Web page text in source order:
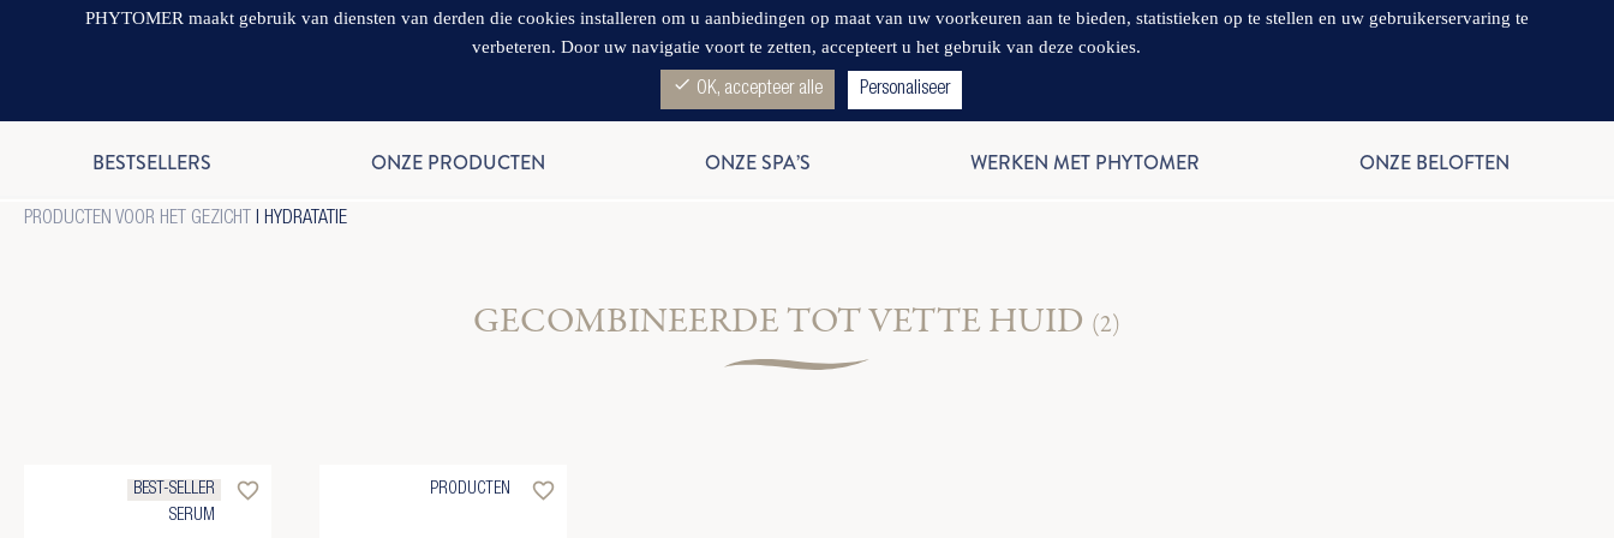
BESTSELLERS ONZE PRODUCTEN ONZE SPA’S WERKEN MET PHYTOMER ONZE BELOFTEN
PRODUCTEN VOOR HET GEZICHT | HYDRATATIE
GECOMBINEERDE TOT VETTE HUID (2)
BEST-SELLER
SERUM
favorite_border PRODUCTEN favorite_border
PHYTOMER maakt gebruik van diensten van derden die cookies installeren om u aanbiedingen op maat van uw voorkeuren aan te bieden, statistieken op te stellen en uw gebruikerservaring te
verbeteren. Door uw navigatie voort te zetten, accepteert u het gebruik van deze cookies.
check OK, accepteer alle Personaliseer